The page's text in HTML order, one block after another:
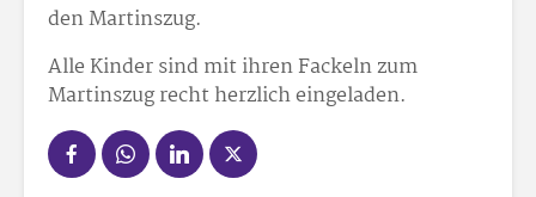
den Martinszug.
Alle Kinder sind mit ihren Fackeln zum
Martinszug recht herzlich eingeladen.